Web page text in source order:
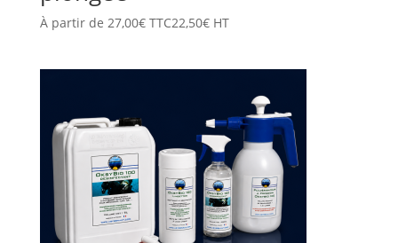
À partir de 27,00€TTC22,50€HT